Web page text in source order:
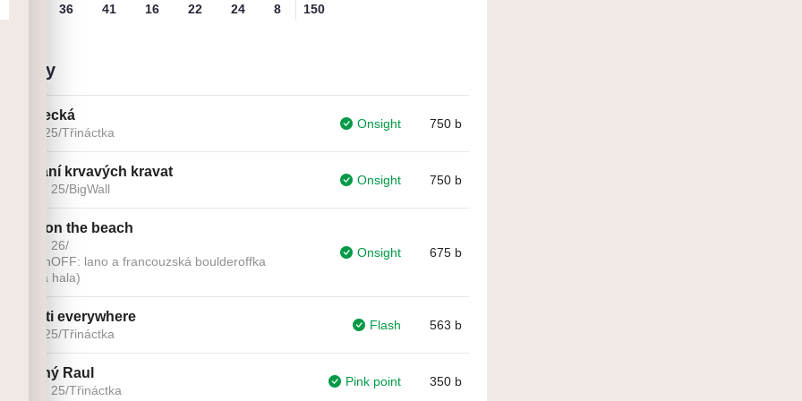
36 41 16 22 24 8 150
zámecká
9. 9. 25/Třináctka
Onsight 750 b
Vázání krvavých kravat
21. 8. 25/BigWall
Onsight 750 b
Sex on the beach
27. 1. 26/
SmíchOFF: lano a francouzská boulderoffka
(stará hala)
Onsight 675 b
turisti everywhere
9. 9. 25/Třináctka
Flash 563 b
zelený Raul
26. 7. 25/Třináctka
Pink point 350 b